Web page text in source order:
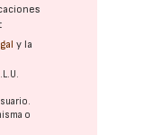
y la
o